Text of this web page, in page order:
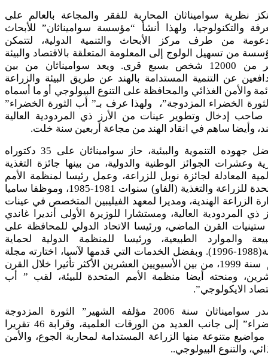
نظرية سواميناثان المحاربة للفقر والمجاعة بالعالم على
والتكنولوجيا، ولهذا أنشأ “مؤسسة سواميناثان” للأبحاث
من طرف مركز الأبحاث والتنمية الدولية، لتتمكن
من تسهيل الولوج إلى المعلومة المتعلقة بالاقتصاد والبيئة
لأكثر من 12000 شخص بسبع قرى. ويعد سواميناثان من بين
عن التنمية المستدامة بالهند عن طريق البيئة والزراعة
والأمن الغذائي والمحافظة على التنوع البيولوجي أو ما أسماه
الخضراء المزدوجة”، ولهذا عرف بـ” أب الثورة الخضراء”
صاحب إدخال وتطوير عينات من الأرز ذي المردودية العالية
وأيضا ساهم في انقاد الهند من مجاعة أربعين سنة خلت.
وبفضل جهوده التنموية والبيئية، حاز سواميناثان على 35 دكتوراه
وعشرات الجوائز الوطنية والدولية، من بينها جائزة التغذية
المعادلة لجائزة نوبل للزراعة، وعمل رئيسا لمنظمة الأمم
المتحدة للزراعة والتغذية (الفاو) سنوات 1981-1985، وموظفا ساميا
الزراعة الهندية، ومديرا لمعهد الفيليبين المتخصص في عينات
ذي المردودية العالية، ومستشارا للوزيرة الأولى أنديرا غاندي
القرن الماضي، ورئيسا الاتحاد الدولي للمحافظة على
والموارد الطبيعية، ورئيسا للمنظمة الدولية لحماية
البيئة(1988-1996). وبفضل الخدمات التي قدمها لآسيا، اختارته مجلة
تايم سنة 1999، من بين الأسيويين العشرين الأكثر تأثيرا خلال القرن
ومنحته أيضا منظمة الأمم المتحدة للبيئة، لقب ” أب
الايكولوجي”.
وأصدر سواميناثان سنة 2006 مؤلفه الشهير” الثورة المزدوجة
الخضراء” إلى جانب العديد من الورقات العلمية، وقرابة 46 تقريرا
مواضيع متنوعة منها الزراعة المستدامة لمحاربة الجوع، والأمن
والتنوع البيولوجي..